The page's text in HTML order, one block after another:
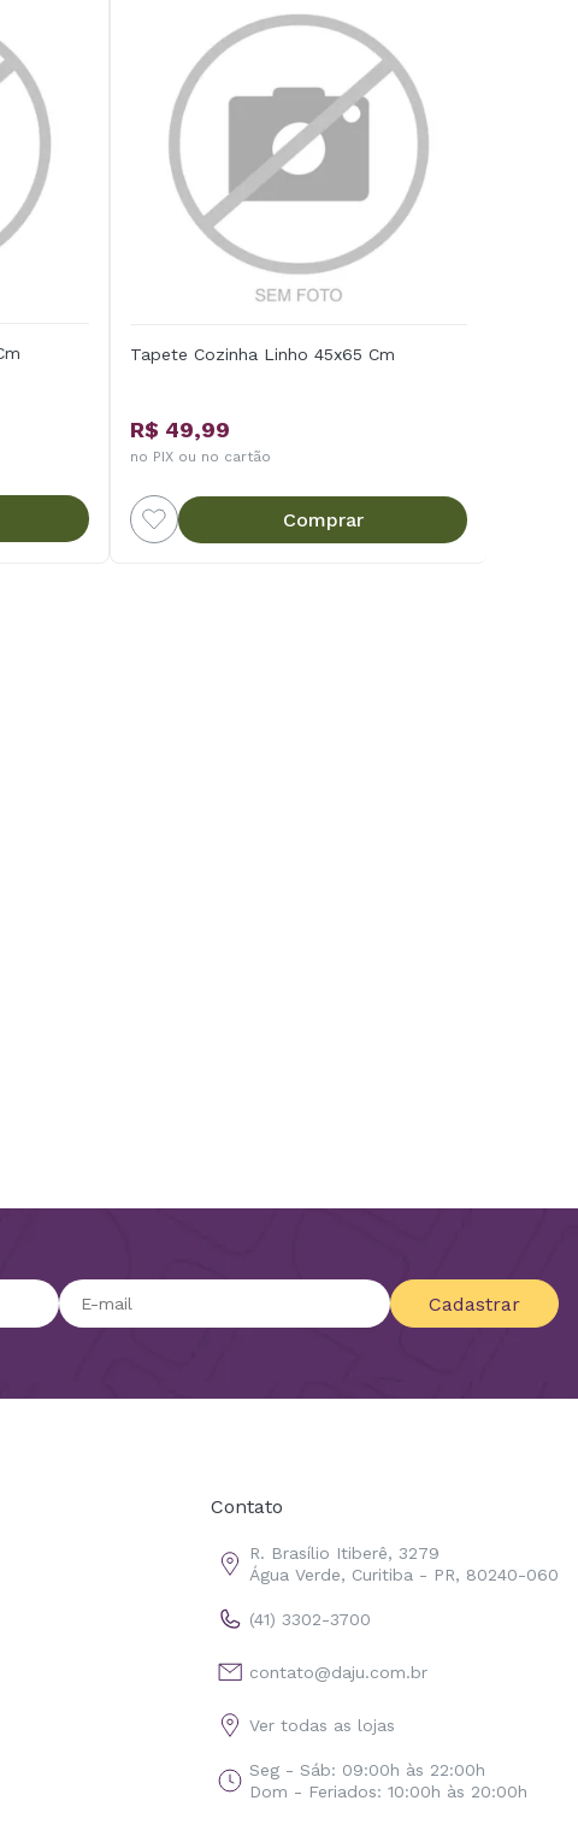
Tapete Cozinha Linho 45x65 Cm
R$ 49,99
no PIX ou no cartão
Comprar
Cadastrar
Contato
R. Brasílio Itiberê, 3279
Água Verde, Curitiba - PR, 80240-060
(41) 3302-3700
contato@daju.com.br
Ver todas as lojas
Seg - Sáb: 09:00h às 22:00h
Dom - Feriados: 10:00h às 20:00h